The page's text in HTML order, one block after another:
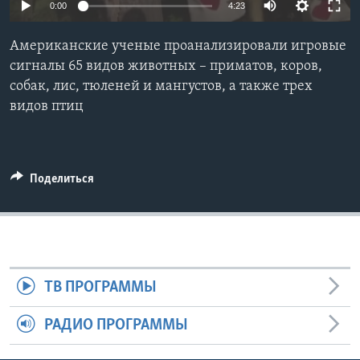
СОЦИАЛЬНЫЕ СЕТИ
0:00 4:23
Американские ученые проанализировали игровые
сигналы 65 видов животных – приматов, коров,
собак, лис, тюленей и мангустов, а также трех
видов птиц
Поделиться
ТВ ПРОГРАММЫ
РАДИО ПРОГРАММЫ